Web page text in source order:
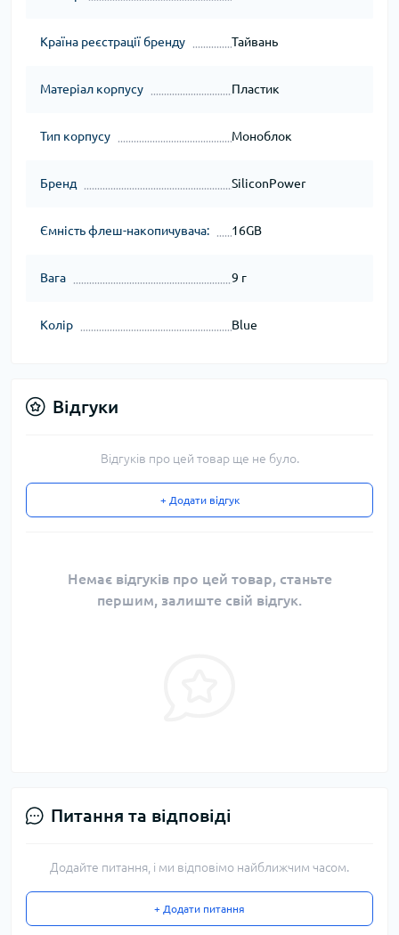
Країна реєстрації бренду Тайвань
Матеріал корпусу Пластик
Тип корпусу Моноблок
Бренд SiliconPower
Ємність флеш-накопичувача: 16GB
Вага 9 г
Колір Blue
Відгуки
Відгуків про цей товар ще не було.
+ Додати відгук
Немає відгуків про цей товар, станьте
першим, залиште свій відгук.
Питання та відповіді
Додайте питання, і ми відповімо найближчим часом.
+ Додати питання